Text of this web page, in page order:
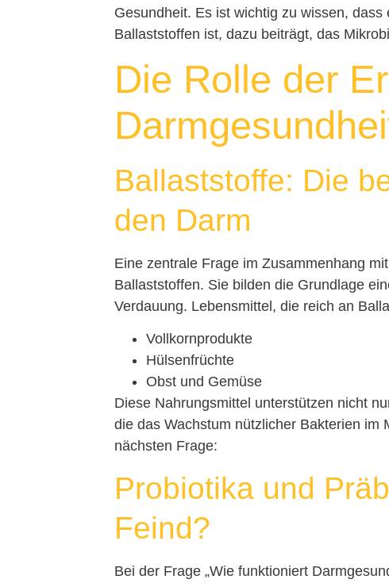
Gesundheit. Es ist wichtig zu wissen,
Ballaststoffen ist, dazu beiträgt, das
Die Rolle der
Ballaststoffe: Die
den Darm
Eine zentrale Frage im Zusammenhang
Ballaststoffen. Sie bilden die Grundlage
Verdauung. Lebensmittel, die reich an
Vollkornprodukte
Hülsenfrüchte
Obst und Gemüse
Diese Nahrungsmittel unterstützen nicht
die das Wachstum nützlicher Bakterien
nächsten Frage:
Probiotika und
Feind?
Bei der Frage „Wie funktioniert